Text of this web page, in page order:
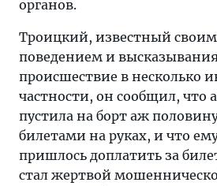
органов.
Троицкий, известный
поведением и
происшествие в несколько
частности, он сообщил, что
пустила на борт аж
билетами на руках, и что
пришлось доплатить за
стал жертвой